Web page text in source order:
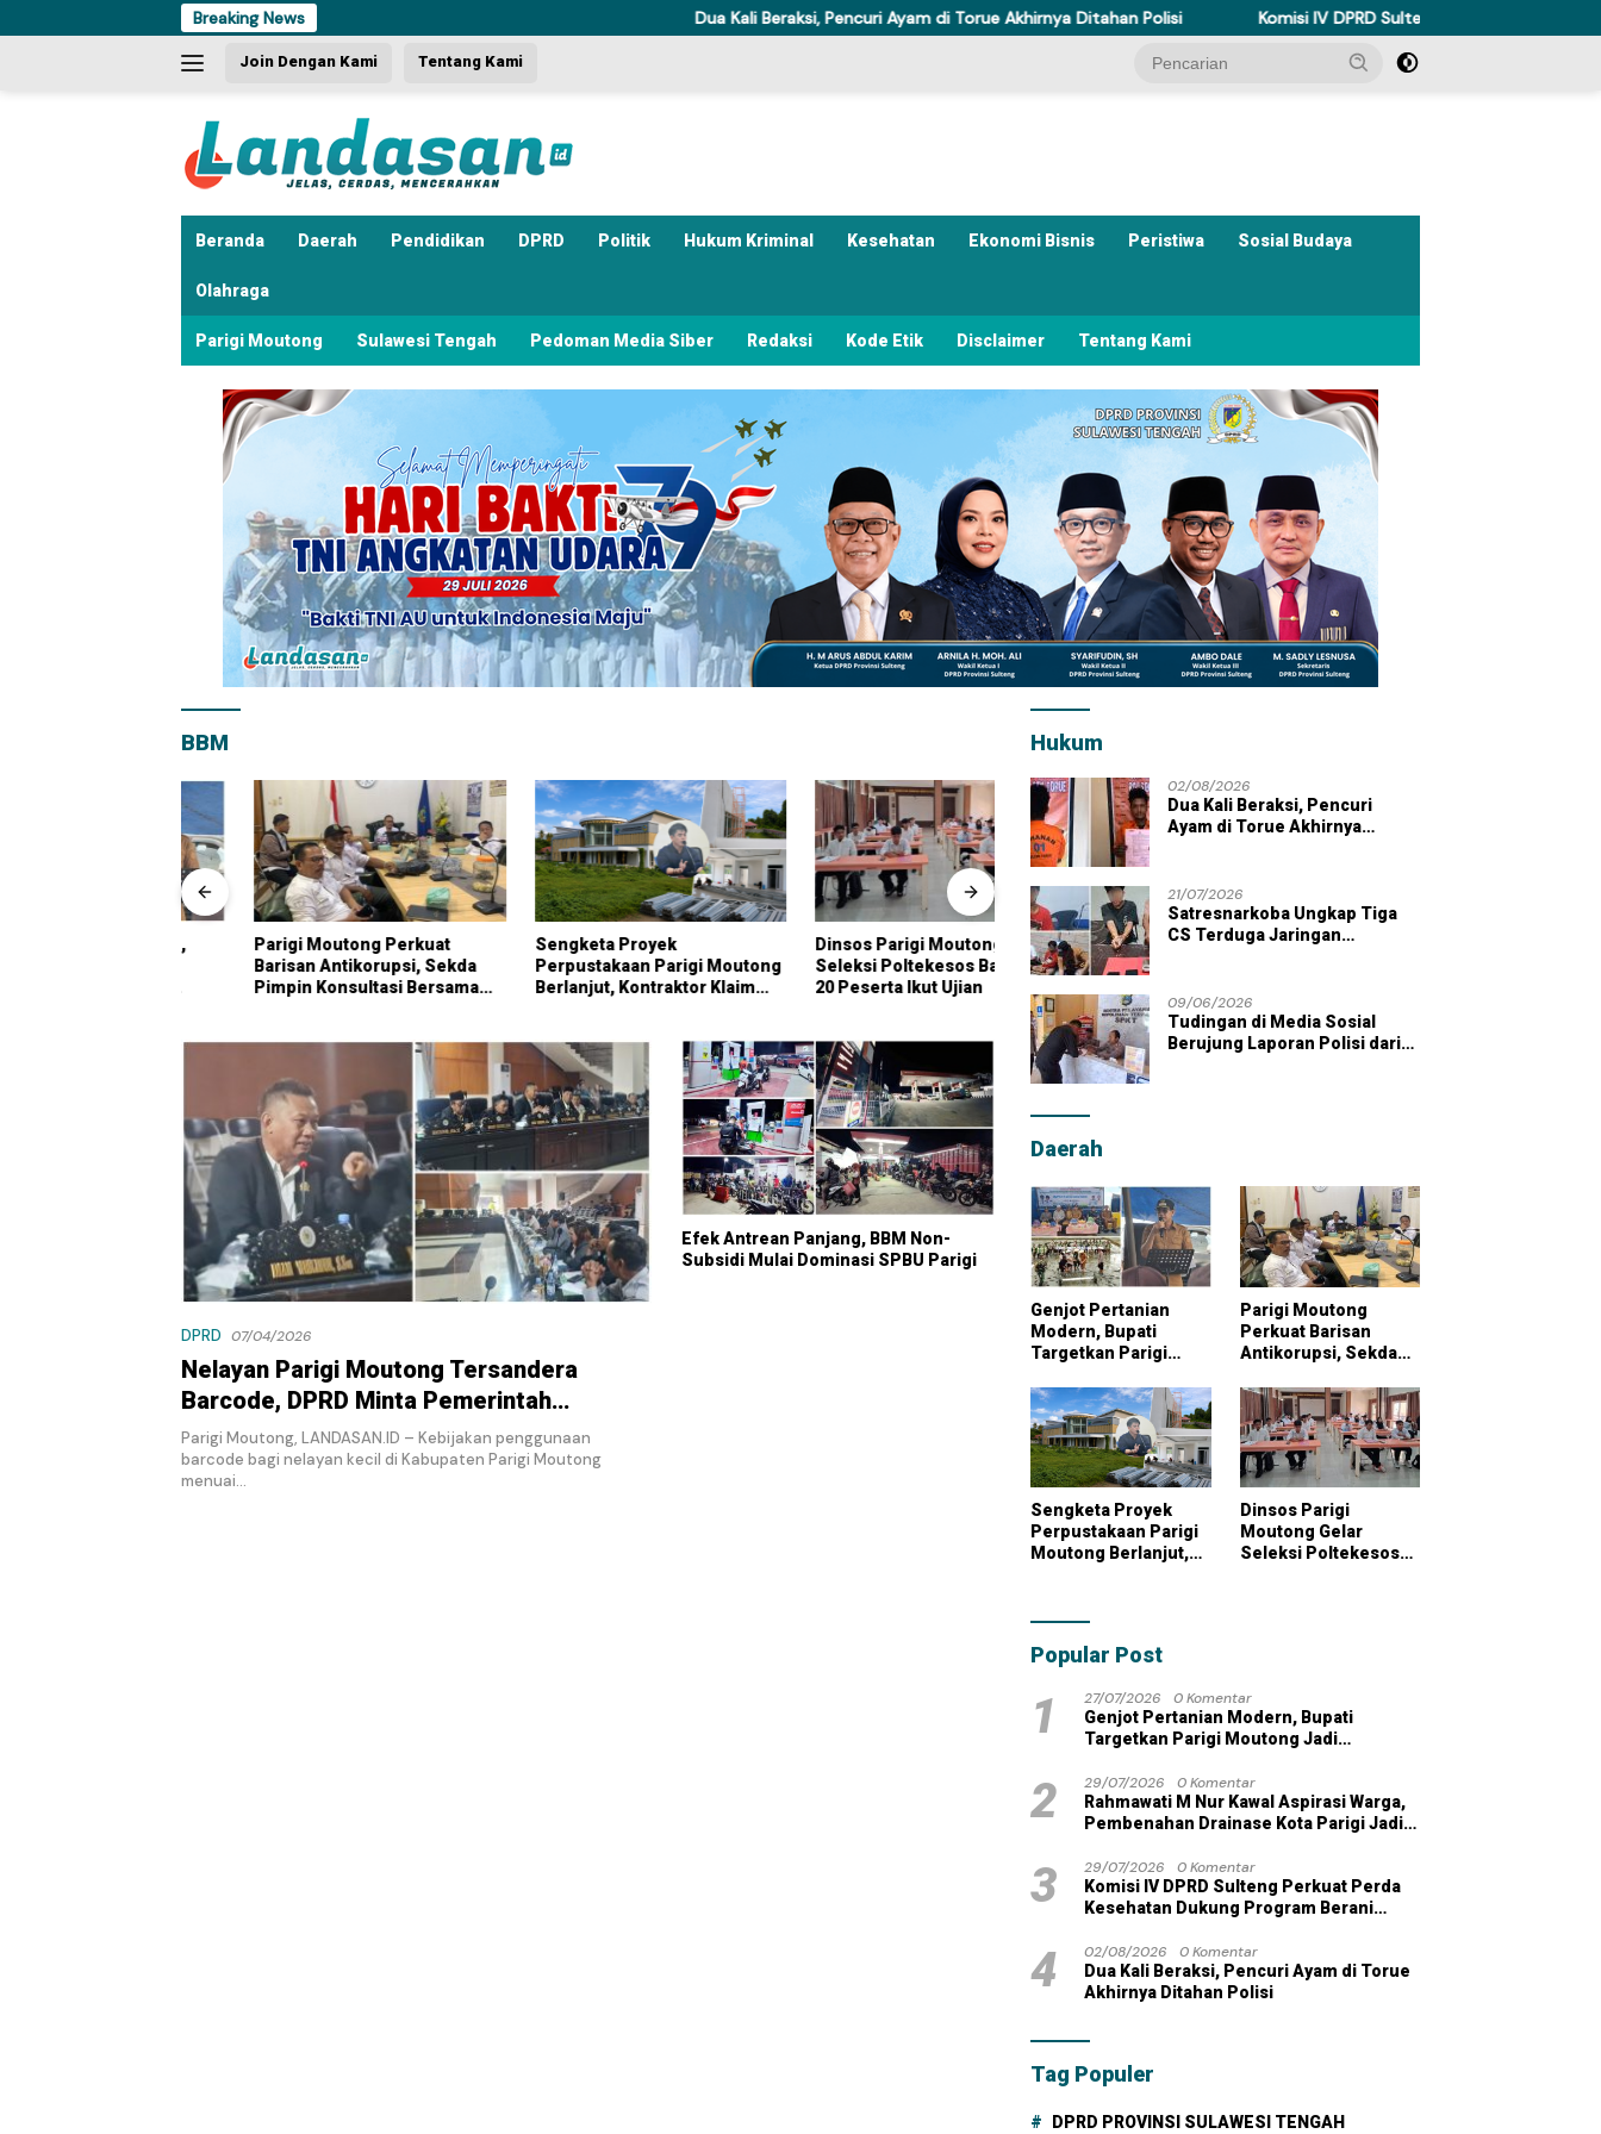
ke
Breaking News Dua Kali Beraksi, Pencuri Ayam di Torue Akhirnya Ditahan Polisi Komisi IV DPRD Sulteng Perkuat Perda Kesehatan
Join Dengan Kami Tentang Kami
Beranda Daerah Pendidikan DPRD Politik Hukum Kriminal Kesehatan Ekonomi Bisnis Peristiwa Sosial Budaya
Olahraga
Parigi Moutong Sulawesi Tengah Pedoman Media Siber Redaksi Kode Etik Disclaimer Tentang Kami
BBM
Parigi Moutong Perkuat
Barisan Antikorupsi, Sekda
Pimpin Konsultasi Bersama
Sengketa Proyek
Perpustakaan Parigi Moutong
Berlanjut, Kontraktor Klaim
Dinsos Parigi Moutong Gelar
Seleksi Poltekesos Bandung,
20 Peserta Ikut Ujian
Petani Lobu Mandiri Terima
Bantuan Bibit Jagung dari LMP
ERB 2026 Resmi Dilepas,
DPRD 07/04/2026
Nelayan Parigi Moutong Tersandera
Barcode, DPRD Minta Pemerintah
Hentikan Kerumitan Birokrasi
Parigi Moutong, LANDASAN.ID – Kebijakan penggunaan
barcode bagi nelayan kecil di Kabupaten Parigi Moutong
menuai…
Efek Antrean Panjang, BBM Non-
Subsidi Mulai Dominasi SPBU Parigi
Hukum
02/08/2026
Dua Kali Beraksi, Pencuri
Ayam di Torue Akhirnya
21/07/2026
Satresnarkoba Ungkap Tiga
CS Terduga Jaringan
09/06/2026
Tudingan di Media Sosial
Berujung Laporan Polisi dari
Daerah
Genjot Pertanian
Modern, Bupati
Targetkan Parigi
Lumbung Pangan
Nasional
Parigi Moutong
Perkuat Barisan
Antikorupsi, Sekda
Bersama KPK
Sengketa Proyek
Perpustakaan Parigi
Moutong Berlanjut,
Tambahan dengan
Dinsos Parigi
Moutong Gelar
Seleksi Poltekesos
Popular Post
1 27/07/2026
0 Komentar
Genjot Pertanian Modern, Bupati
Targetkan Parigi Moutong Jadi
2 29/07/2026
0 Komentar
Rahmawati M Nur Kawal Aspirasi Warga,
Pembenahan Drainase Kota Parigi Jadi
3 29/07/2026
0 Komentar
Komisi IV DPRD Sulteng Perkuat Perda
Kesehatan Dukung Program Berani
4 02/08/2026
0 Komentar
Dua Kali Beraksi, Pencuri Ayam di Torue
Akhirnya Ditahan Polisi
Tag Populer
DPRD PROVINSI SULAWESI TENGAH